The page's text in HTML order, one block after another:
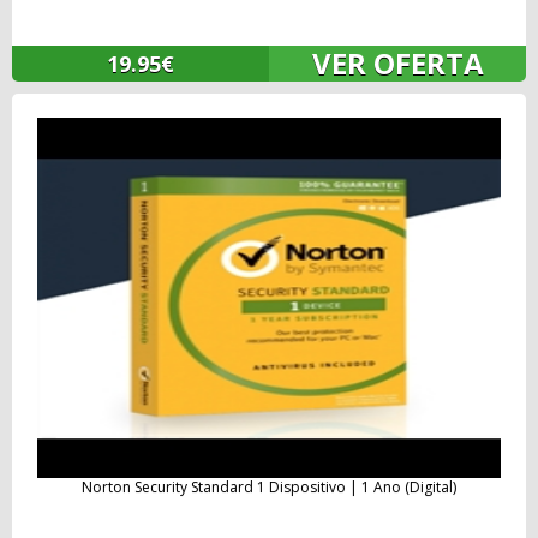
19.95€ VER OFERTA
Norton Security Standard 1 Dispositivo | 1 Ano (Digital)